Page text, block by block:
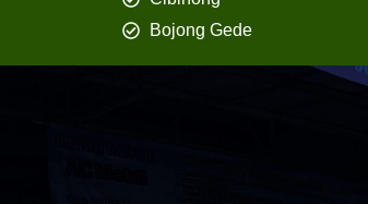
Bojong Gede